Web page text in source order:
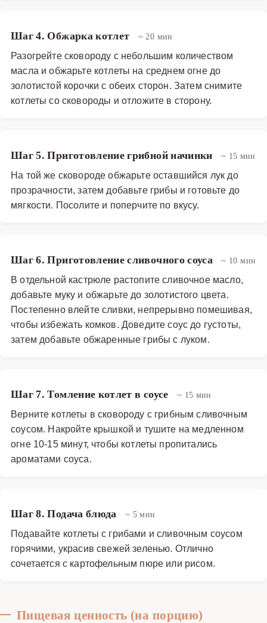
Шаг 4. Обжарка котлет ~ 20 мин
Разогрейте сковороду с небольшим количеством
масла и обжарьте котлеты на среднем огне до
золотистой корочки с обеих сторон. Затем снимите
котлеты со сковороды и отложите в сторону.
Шаг 5. Приготовление грибной начинки ~ 15 мин
На той же сковороде обжарьте оставшийся лук до
прозрачности, затем добавьте грибы и готовьте до
мягкости. Посолите и поперчите по вкусу.
Шаг 6. Приготовление сливочного соуса ~ 10 мин
В отдельной кастрюле растопите сливочное масло,
добавьте муку и обжарьте до золотистого цвета.
Постепенно влейте сливки, непрерывно помешивая,
чтобы избежать комков. Доведите соус до густоты,
затем добавьте обжаренные грибы с луком.
Шаг 7. Томление котлет в соусе ~ 15 мин
Верните котлеты в сковороду с грибным сливочным
соусом. Накройте крышкой и тушите на медленном
огне 10-15 минут, чтобы котлеты пропитались
ароматами соуса.
Шаг 8. Подача блюда ~ 5 мин
Подавайте котлеты с грибами и сливочным соусом
горячими, украсив свежей зеленью. Отлично
сочетается с картофельным пюре или рисом.
Пищевая ценность (на порцию)